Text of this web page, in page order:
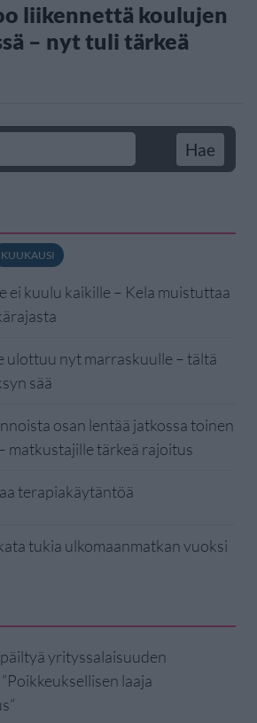
liikennettä koulujen
– nyt tuli tärkeä
KUUKAUSI
ei kuulu kaikille – Kela muistuttaa
ulottuu nyt marraskuulle – tältä
sää
osan lentää jatkossa toinen
matkustajille tärkeä rajoitus
terapiakäytäntöä
tukia ulkomaanmatkan vuoksi
yrityssalaisuuden
laaja